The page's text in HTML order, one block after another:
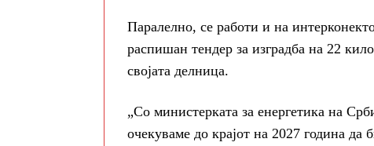
Паралелно, се работи и на
распишан тендер за изградба на 22
својата делница.
„Со министерката за енергетика на
очекуваме до крајот на 2027 година да